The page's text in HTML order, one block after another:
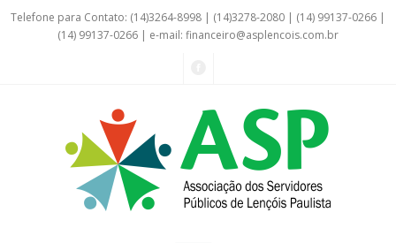
Telefone para Contato: (14)3264-8998 | (14)3278-2080 | (14) 99137-0266 |
(14) 99137-0266 | e-mail: financeiro@asplencois.com.br